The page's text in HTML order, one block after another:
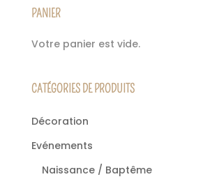
la
du
PANIER
Votre panier est vide.
CATÉGORIES DE PRODUITS
Décoration
Evénements
Naissance / Baptême